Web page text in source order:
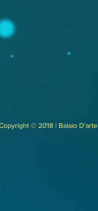
© 2018 | Balaio D'arte